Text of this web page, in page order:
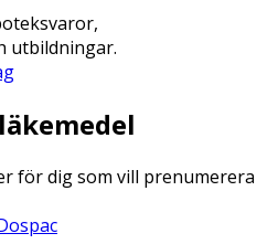
utbildningar.
för dig som vill prenumerera